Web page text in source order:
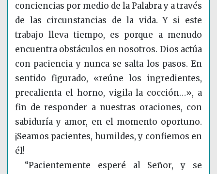
conciencias por medio de la Palabra y a través
de las circunstancias de la vida. Y si este
trabajo lleva tiempo, es porque a menudo
encuentra obstáculos en nosotros. Dios actúa
con paciencia y nunca se salta los pasos. En
sentido figurado, «reúne los ingredientes,
precalienta el horno, vigila la cocción…», a
fin de responder a nuestras oraciones, con
sabiduría y amor, en el momento oportuno.
¡Seamos pacientes, humildes, y confiemos en
él!
“Pacientemente esperé al Señor, y se